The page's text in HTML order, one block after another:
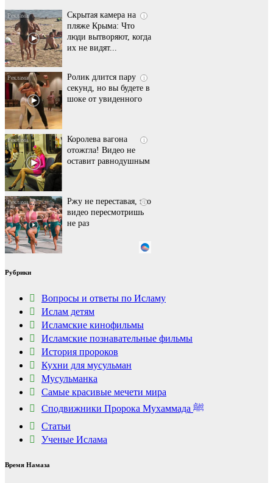
i
Скрытая камера на
пляже Крыма: Что
люди вытворяют, когда
их не видят...
i
Ролик длится пару
секунд, но вы будете в
шоке от увиденного
i
Королева вагона
отожгла! Видео не
оставит равнодушным
i
Ржу не переставая, это
видео пересмотришь
не раз
i
Ролик из Омска: вы
будете смеяться долго
Рубрики
Вопросы и ответы по Исламу
Ислам детям
Исламские кинофильмы
Исламские познавательные фильмы
История пророков
Кухни для мусульман
Мусульманка
Самые красивые мечети мира
Сподвижники Пророка Мухаммада ﷺ
Статьи
Ученые Ислама
Время Намаза